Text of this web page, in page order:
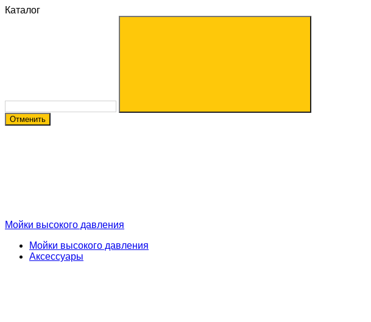
Каталог
Отменить
Мойки высокого давления
Мойки высокого давления
Аксессуары